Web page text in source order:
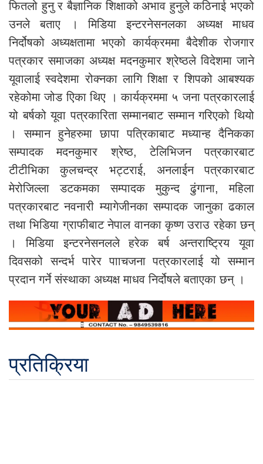
फितलो हुनु र बैज्ञानिक शिक्षाको अभाव हुनुले कठिनाई भएको
उनले बताए । मिडिया इन्टरनेसनलका अध्यक्ष माधव
निर्दोषको अध्यक्षतामा भएको कार्यक्रममा बैदेशीक रोजगार
पत्रकार समाजका अध्यक्ष मदनकुमार श्रेष्ठले विदेशमा जाने
यूवालाई स्वदेशमा रोक्नका लागि शिक्षा र शिपको आबश्यक
रहेकोमा जोड एिका थिए । कार्यक्रममा ५ जना पत्रकारलाई
यो बर्षको यूवा पत्रकारिता सम्मानबाट सम्मान गरिएको थियो
। सम्मान हुनेहरुमा छापा पत्रिकाबाट मध्यान्ह दैनिकका
सम्पादक मदनकुमार श्रेष्ठ, टेलिभिजन पत्रकारबाट
टीटीभिका कुलचन्द्र भट्टराई, अनलाईन पत्रकारबाट
मेरोजिल्ला डटकमका सम्पादक मुकुन्द ढुंगाना, महिला
पत्रकारबाट नवनारी म्यागेजीनका सम्पादक जानुका ढकाल
तथा भिडिया ग्राफीबाट नेपाल वानका कृष्ण उराउ रहेका छन्
। मिडिया इन्टरनेसनलले हरेक बर्ष अन्तराष्ट्रिय यूवा
दिवसको सन्दर्भ पारेर पााचजना पत्रकारलाई यो सम्मान
प्रदान गर्ने संस्थाका अध्यक्ष माधव निर्दोषले बताएका छन् ।
प्रतिक्रिया